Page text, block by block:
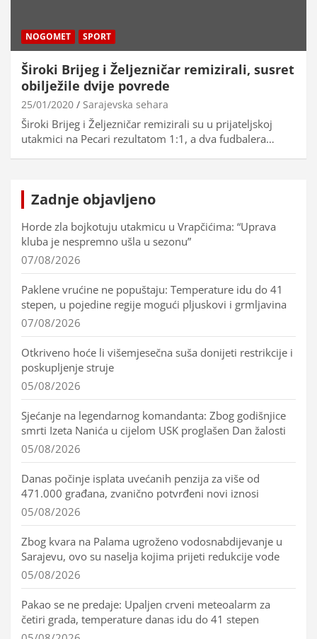
NOGOMET SPORT
Široki Brijeg i Željezničar remizirali, susret
obilježile dvije povrede
25/01/2020 Sarajevska sehara
Široki Brijeg i Željezničar remizirali su u prijateljskoj
utakmici na Pecari rezultatom 1:1, a dva fudbalera…
Zadnje objavljeno
Horde zla bojkotuju utakmicu u Vrapčićima: “Uprava
kluba je nespremno ušla u sezonu”
07/08/2026
Paklene vrućine ne popuštaju: Temperature idu do 41
stepen, u pojedine regije mogući pljuskovi i grmljavina
07/08/2026
Otkriveno hoće li višemjesečna suša donijeti restrikcije i
poskupljenje struje
05/08/2026
Sjećanje na legendarnog komandanta: Zbog godišnjice
smrti Izeta Nanića u cijelom USK proglašen Dan žalosti
05/08/2026
Danas počinje isplata uvećanih penzija za više od
471.000 građana, zvanično potvrđeni novi iznosi
05/08/2026
Zbog kvara na Palama ugroženo vodosnabdijevanje u
Sarajevu, ovo su naselja kojima prijeti redukcije vode
05/08/2026
Pakao se ne predaje: Upaljen crveni meteoalarm za
četiri grada, temperature danas idu do 41 stepen